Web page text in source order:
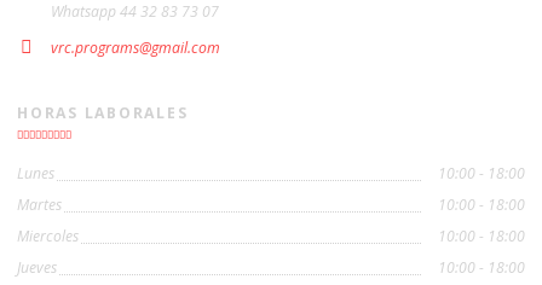
Whatsapp 44 32 83 73 07
vrc.programs@gmail.com
HORAS LABORALES
Lunes
10:00 - 18:00
Martes
10:00 - 18:00
Miercoles
10:00 - 18:00
Jueves
10:00 - 18:00